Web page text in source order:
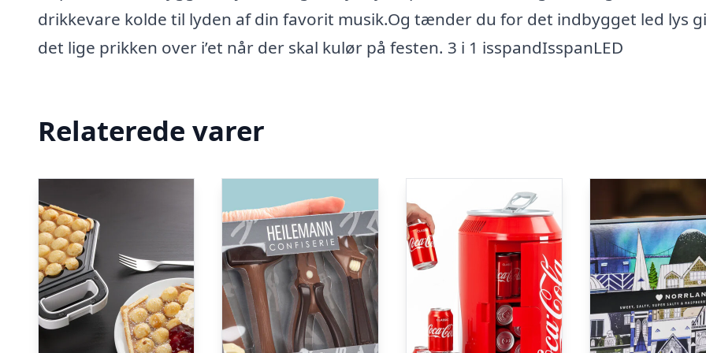
drikkevare kolde til lyden af din favorit musik.Og tænder du for det indbygget led lys
det lige prikken over i’et når der skal kulør på festen. 3 i 1 isspandIsspanLED
Relaterede varer